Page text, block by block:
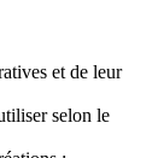
et de leur
selon le